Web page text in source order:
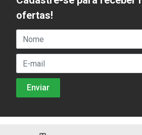
ofertas!